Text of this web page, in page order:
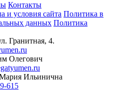
Контакты
и условия сайта Политика в
данных Политика
Гранитная, 4.
Олегович
Ильинична
615